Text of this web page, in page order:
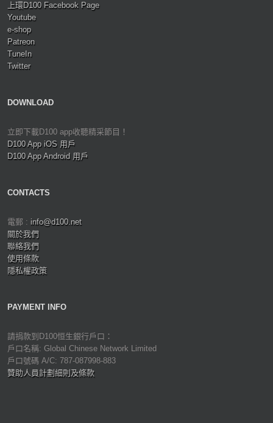
上環D100 Facebook Page
Youtube
e-shop
Patreon
TuneIn
Twitter
DOWNLOAD
立即下載D100 app收聽精采節目！
D100 App iOS 用戶
D100 App Android 用戶
CONTACTS
電郵 : info@d100.net
關於我們
聯絡我們
使用條款
隱私權政策
PAYMENT INFO
請捐款到D100恒生銀行戶口：
戶口名稱: Global Chinese Network Limited
戶口號碼 A/C: 787-087998-883
贊助人員計劃細則及條款